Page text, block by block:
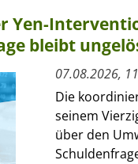
Yen-
bleibt
07.08.2026,
Die
seinem
über den